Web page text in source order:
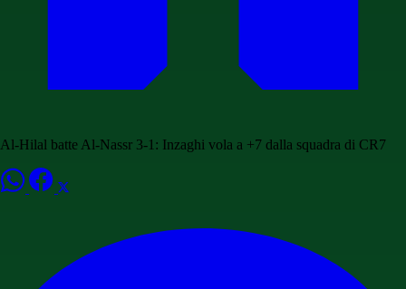
Al-Hilal batte Al-Nassr 3-1: Inzaghi vola a +7 dalla squadra di CR7